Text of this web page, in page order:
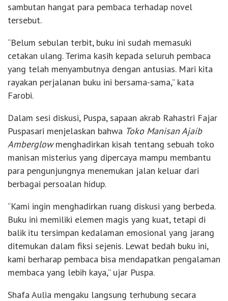
sambutan hangat para pembaca terhadap novel
tersebut.
“Belum sebulan terbit, buku ini sudah memasuki
cetakan ulang. Terima kasih kepada seluruh pembaca
yang telah menyambutnya dengan antusias. Mari kita
rayakan perjalanan buku ini bersama-sama,” kata
Farobi.
Dalam sesi diskusi, Puspa, sapaan akrab Rahastri Fajar
Puspasari menjelaskan bahwa Toko Manisan Ajaib
Amberglowmenghadirkan kisah tentang sebuah toko
manisan misterius yang dipercaya mampu membantu
para pengunjungnya menemukan jalan keluar dari
berbagai persoalan hidup.
“Kami ingin menghadirkan ruang diskusi yang berbeda.
Buku ini memiliki elemen magis yang kuat, tetapi di
balik itu tersimpan kedalaman emosional yang jarang
ditemukan dalam fiksi sejenis. Lewat bedah buku ini,
kami berharap pembaca bisa mendapatkan pengalaman
membaca yang lebih kaya,” ujar Puspa.
Shafa Aulia mengaku langsung terhubung secara